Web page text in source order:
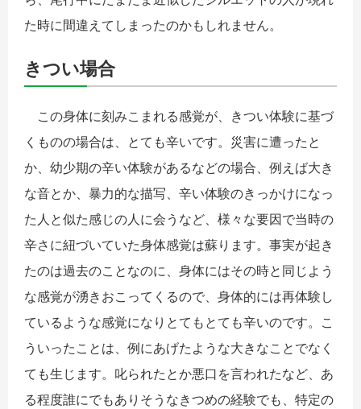
た時に間違えてしまったのかもしれません。
きつい場合
この身体に刻みこまれる感覚が、きつい体験に基づ
くものの場合は、とても辛いです。災害に遭ったと
か、幼少期の辛い体験があるなどの場合、例えば大き
な音とか、暴力的な描写、辛い体験のきっかけになっ
た人と似た感じの人に会うなど、様々な要因で当時の
辛さに紐づいていた身体感覚は蘇ります。事実が起き
たのは過去のことなのに、身体にはその時と同じよう
な感覚が湧きおこってくるので、身体的には再体験し
ているような感覚になりとてもとても辛いのです。こ
ういったことは、例にあげたような大きなことでなく
ても生じます。叱られたとか悪口を言われたなど、あ
る程度誰にでもありそうなきつめの経験でも、特定の